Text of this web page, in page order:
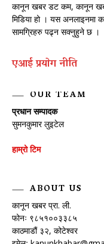
कानून खबर डट कम, कानून खबर
मिडिया हो । यस अनलाइनमा
सामग्रिहरु पढ्न सक्नुहुने छ ।
एआई प्रयाेग नीति
OUR TEAM
प्रधान सम्पादक
सुमनकुमार लुइटेल
हाम्रो टिम
ABOUT US
कानून खबर प्रा. ली.
फोनः ९८५१००३३८५
काठमाडौं ३२, कोटेश्वर